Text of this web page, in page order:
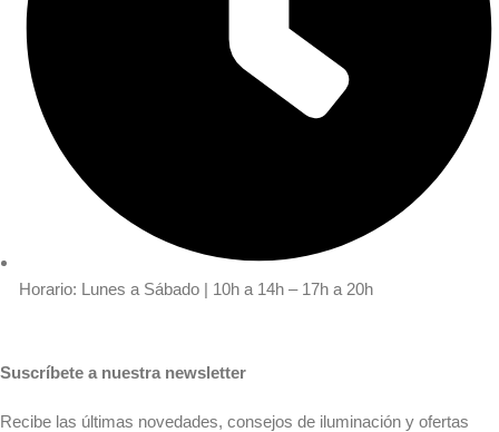
Horario: Lunes a Sábado | 10h a 14h – 17h a 20h
Suscríbete a nuestra newsletter
Recibe las últimas novedades, consejos de iluminación y ofertas